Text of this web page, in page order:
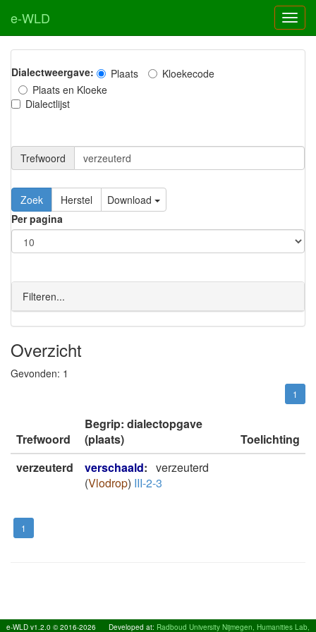
e-WLD
Dialectweergave: Plaats
Kloekecode
Plaats en Kloeke
Dialectlijst
Trefwoord
Download
Per pagina
Filteren...
Overzicht
Gevonden: 1
1
Trefwoord
Begrip: dialectopgave
(plaats)
Toelichting
verzeuterd
verschaald: verzeuterd
(Vlodrop) III-2-3
1
e-WLD v1.2.0 © 2016-2026 Developed at: Radboud University Nijmegen, Humanities Lab,